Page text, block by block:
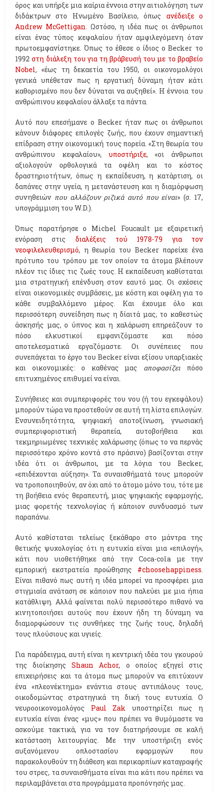
όρος και υπήρξε μια καίρια έννοια στην αιτιολόγηση των
διδάκτρων στο Ηνωμένο Βασίλειο, όπως ανέδειξε ο
Andrew McGettigan. Ωστόσο, η ιδέα πως οι άνθρωποι
είναι ένας τύπος κεφαλαίου ήταν αμφιλεγόμενη όταν
πρωτοεμφανίστηκε. Όπως το έθεσε ο ίδιος ο Becker το
1992στη διάλεξη του για τη βράβευσή του με το βραβείο
Nobel, «έως τη δεκαετία του 1950, οι οικονομολόγοι
γενικά υπέθεταν πως η εργατική δύναμη ήταν κάτι
καθορισμένο που δεν δύναται να αυξηθεί». Η έννοια του
ανθρώπινου κεφαλαίου άλλαξε τα πάντα.
Αυτό που επεσήμανε ο Becker ήταν πως οι άνθρωποι
κάνουν διάφορες επιλογές ζωής, που έχουν σημαντική
επίδραση στην οικονομική τους πορεία. «Στη θεωρία του
ανθρώπινου κεφαλαίου», υποστήριξε, «οι άνθρωποι
αξιολογούν ορθολογικά τα οφέλη και το κόστος
δραστηριοτήτων, όπως η εκπαίδευση, η κατάρτιση, οι
δαπάνες στην υγεία, η μετανάστευση και η διαμόρφωση
συνηθειών που αλλάζουν ριζικά αυτό που είναι» (σ. 17,
υπογράμμιση του W.D.).
Όπως παρατήρησε ο Michel Foucault με εξαιρετική
ενόραση στις διαλέξεις τού 1978-79 για τον
νεοφιλελευθερισμό, η θεωρία του Becker παρείχε ένα
πρότυπο του τρόπου με τον οποίον τα άτομα βλέπουν
πλέον τις ίδιες τις ζωές τους. Η εκπαίδευση καθίσταται
μια στρατηγική επένδυση στον εαυτό μας. Οι σχέσεις
είναι οικονομικές συμβάσεις, με κόστη και οφέλη για το
κάθε συμβαλλόμενο μέρος. Και έχουμε όλο και
περισσότερη συνείδηση πως η δίαιτά μας, το καθεστώς
άσκησής μας, ο ύπνος και η χαλάρωση επηρεάζουν το
πόσο ελκυστικοί εμφανιζόμαστε και πόσο
αποτελεσματικά εργαζόμαστε. Οι συνέπειες που
συνεπάγεται το έργο του Becker είναι εξίσου υπαρξιακές
και οικονομικές: ο καθένας μας αποφασίζει πόσο
επιτυχημένος επιθυμεί να είναι.
Συνήθειες και συμπεριφορές του νου (ή του εγκεφάλου)
μπορούν τώρα να προστεθούν σε αυτή τη λίστα επιλογών.
Ενσυνειδητότητα, ψηφιακή αποτοξίνωση, γνωσιακή
συμπεριφοριστική θεραπεία, αυτοβοήθεια και
τεκμηριωμένες τεχνικές χαλάρωσης (όπως το να περνάς
περισσότερο χρόνο κοντά στο πράσινο) βασίζονται στην
ιδέα ότι οι άνθρωποι, με τα λόγια του Becker,
«επιδέχονται αύξηση». Τα συναισθήματά τους μπορούν
να τροποποιηθούν, αν όχι από το άτομο μόνο του, τότε με
τη βοήθεια ενός θεραπευτή, μιας ψηφιακής εφαρμογής,
μιας φορετής τεχνολογίας ή κάποιον συνδυασμό των
παραπάνω.
Αυτό καθίσταται τελείως ξεκάθαρο στο μάντρα της
θετικής ψυχολογίας ότι η ευτυχία είναι μια «επιλογή»,
κάτι που υιοθετήθηκε από την Coca-cola με την
εμπορική εκστρατεία προώθησης #choosehappiness.
Είναι πιθανό πως αυτή η ιδέα μπορεί να προσφέρει μια
στιγμιαία ανάταση σε κάποιον που παλεύει με μια ήπια
κατάθλιψη. Αλλά φαίνεται πολύ περισσότερο πιθανό να
κινητοποιήσει αυτούς που έχουν ήδη τη δύναμη να
διαμορφώσουν τις συνθήκες της ζωής τους, δηλαδή
τους πλούσιους και υγιείς.
Για παράδειγμα, αυτή είναι η κεντρική ιδέα του γκουρού
της διοίκησηςShaun Achor, ο οποίος εξηγεί στις
επιχειρήσεις και τα άτομα πως μπορούν να επιτύχουν
ένα «πλεονέκτημα» ενάντια στους αντιπάλους τους,
οικοδομώντας στρατηγικά τη δική τους ευτυχία. Ο
νευροοικονομολόγος Paul Zak υποστηρίζει πως η
ευτυχία είναι ένας «μυς» που πρέπει να θυμόμαστε να
ασκούμε τακτικά, για να τον διατηρήσουμε σε καλή
κατάσταση λειτουργίας. Με την υποστήριξη ενός
αυξανόμενου οπλοστασίου εφαρμογών που
παρακολουθούν τη διάθεση και περικαρπίων καταγραφής
του στρες, τα συναισθήματα είναι πια κάτι που πρέπει να
περιλαμβάνεται στα προγράμματα προπόνησής μας.